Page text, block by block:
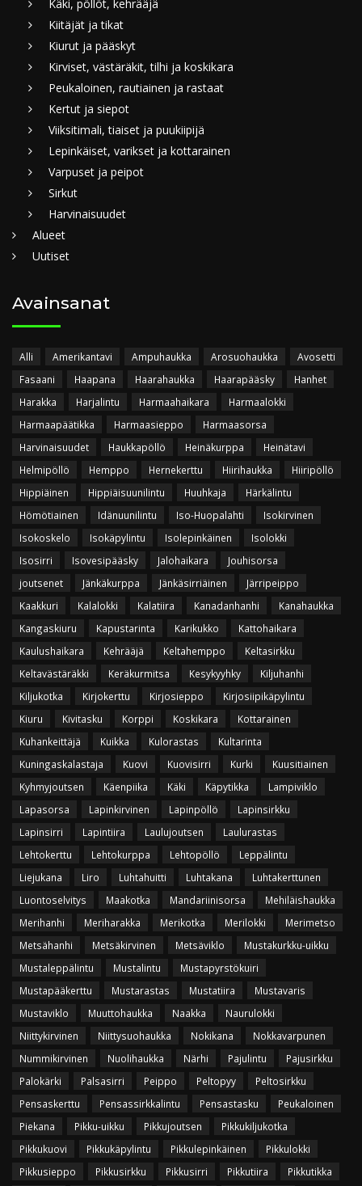
Käki, pöllöt, kehrääjä
Kiitäjät ja tikat
Kiurut ja pääskyt
Kirviset, västäräkit, tilhi ja koskikara
Peukaloinen, rautiainen ja rastaat
Kertut ja siepot
Viiksitimali, tiaiset ja puukiipijä
Lepinkäiset, varikset ja kottarainen
Varpuset ja peipot
Sirkut
Harvinaisuudet
Alueet
Uutiset
Avainsanat
Alli Amerikantavi Ampuhaukka Arosuohaukka
Avosetti
Fasaani
Haapana Haarahaukka Haarapääsky
Hanhet
Harakka
Harjalintu Harmaahaikara
Harmaalokki
Harmaapäätikka
Harmaasieppo
Harmaasorsa
Harvinaisuudet
Haukkapöllö Heinäkurppa
Heinätavi
Helmipöllö
Hemppo Hernekerttu Hiirihaukka
Hiiripöllö
Hippiäinen
Hippiäisuunilintu Huuhkaja
Härkälintu
Hömötiainen
Idänuunilintu Iso-Huopalahti
Isokirvinen
Isokoskelo
Isokäpylintu Isolepinkäinen
Isolokki
Isosirri
Isovesipääsky Jalohaikara
Jouhisorsa
joutsenet
Jänkäkurppa Jänkäsirriäinen
Järripeippo
Kaakkuri
Kalalokki Kalatiira Kanadanhanhi
Kanahaukka
Kangaskiuru
Kapustarinta Karikukko
Kattohaikara
Kaulushaikara
Kehrääjä Keltahemppo
Keltasirkku
Keltavästäräkki
Keräkurmitsa Kesykyyhky
Kiljuhanhi
Kiljukotka
Kirjokerttu Kirjosieppo
Kirjosiipikäpylintu
Kiuru
Kivitasku Korppi Koskikara
Kottarainen
Kuhankeittäjä
Kuikka Kulorastas
Kultarinta
Kuningaskalastaja
Kuovi Kuovisirri Kurki
Kuusitiainen
Kyhmyjoutsen
Käenpiika Käki Käpytikka
Lampiviklo
Lapasorsa
Lapinkirvinen Lapinpöllö
Lapinsirkku
Lapinsirri
Lapintiira Laulujoutsen
Laulurastas
Lehtokerttu
Lehtokurppa Lehtopöllö
Leppälintu
Liejukana
Liro Luhtahuitti Luhtakana
Luhtakerttunen
Luontoselvitys
Maakotka Mandariinisorsa
Mehiläishaukka
Merihanhi
Meriharakka Merikotka Merilokki
Merimetso
Metsähanhi
Metsäkirvinen Metsäviklo
Mustakurkku-uikku
Mustaleppälintu
Mustalintu
Mustapyrstökuiri
Mustapääkerttu
Mustarastas Mustatiira
Mustavaris
Mustaviklo
Muuttohaukka Naakka
Naurulokki
Niittykirvinen
Niittysuohaukka Nokikana
Nokkavarpunen
Nummikirvinen
Nuolihaukka Närhi Pajulintu
Pajusirkku
Palokärki
Palsasirri Peippo Peltopyy
Peltosirkku
Pensaskerttu
Pensassirkkalintu Pensastasku
Peukaloinen
Piekana
Pikku-uikku Pikkujoutsen
Pikkukiljukotka
Pikkukuovi
Pikkukäpylintu Pikkulepinkäinen
Pikkulokki
Pikkusieppo
Pikkusirkku Pikkusirri Pikkutiira
Pikkutikka